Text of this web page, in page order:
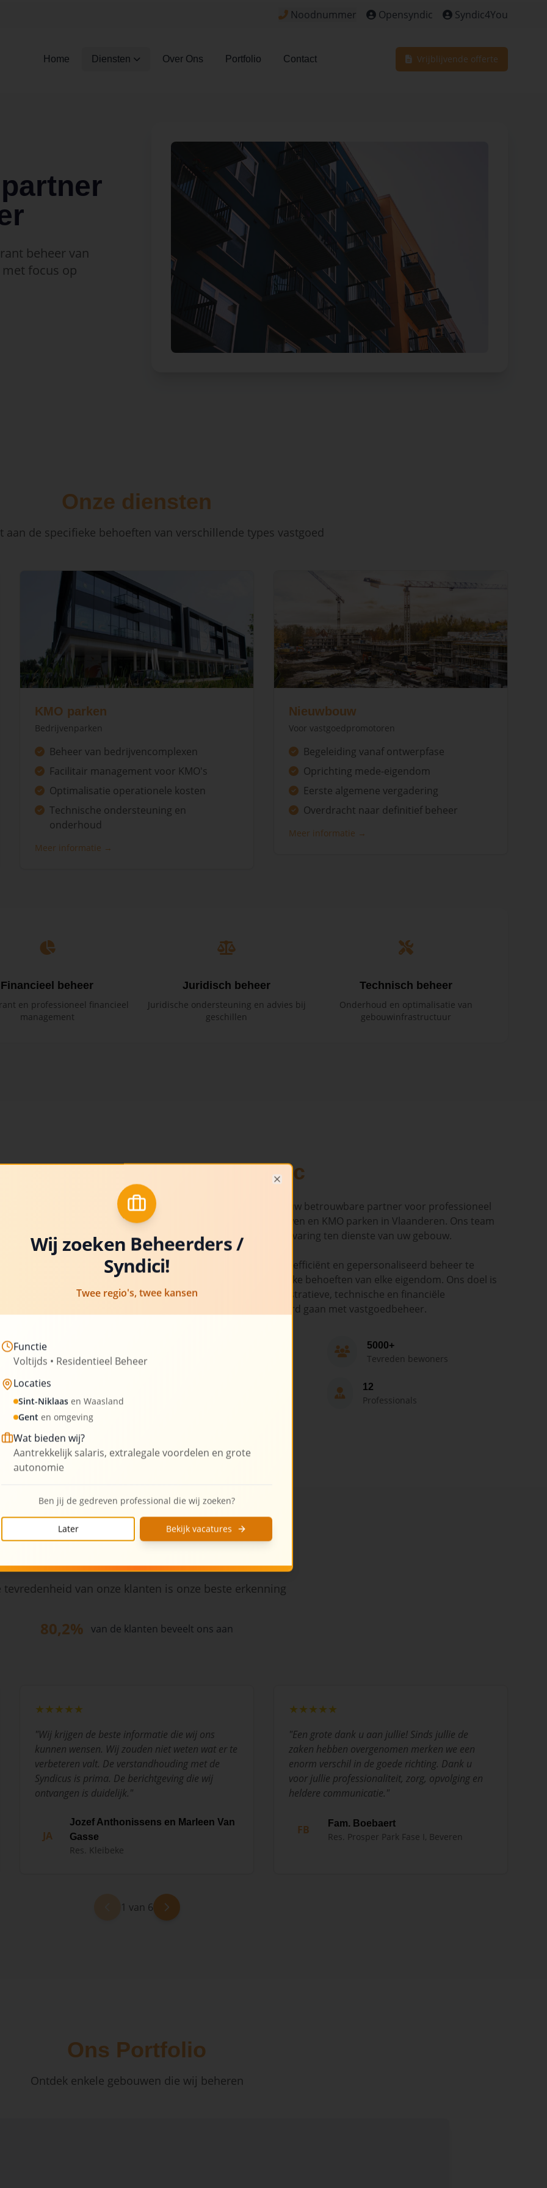
Noodnummer
Klik om het noodnummer te bekijken voor dringende
Opensyndic Syndic4You
Home Diensten Over Ons Portfolio Contact Vrijblijvende offerte
beheer van
focus op
Onze diensten
aan de specifieke behoeften van verschillende types vastgoed
KMO parken
Bedrijvenparken
Beheer van bedrijvencomplexen
Facilitair management voor KMO's
Optimalisatie operationele kosten
Technische ondersteuning en
onderhoud
Meer informatie →
Nieuwbouw
Voor vastgoedpromotoren
Begeleiding vanaf ontwerpfase
Oprichting mede-eigendom
Eerste algemene vergadering
Overdracht naar definitief beheer
Meer informatie →
Financieel beheer
en professioneel financieel
management
Juridisch beheer
Juridische ondersteuning en advies bij
geschillen
Technisch beheer
Onderhoud en optimalisatie van
gebouwinfrastructuur
Over Uw-Syndic
Al meer dan 20 jaar is Uw-Syndic uw betrouwbare partner voor professioneel
beheer van appartementsgebouwen en KMO parken in Vlaanderen. Ons team
van experts stelt hun kennis en ervaring ten dienste van uw gebouw.
Wij zetten ons in om transparant, efficiënt en gepersonaliseerd beheer te
bieden, aangepast aan de specifieke behoeften van elke eigendom. Ons doel is
om u te ontzorgen van de administratieve, technische en financiële
verantwoordelijkheden die gepaard gaan met vastgoedbeheer.
5000+
Tevreden bewoners
12
Professionals
tevredenheid van onze klanten is onze beste erkenning
80,2% van de klanten beveelt ons aan
★★★★★
"Wij krijgen de beste informatie die wij ons
kunnen wensen. Wij zouden niet weten wat er te
verbeteren valt. De verstandhouding met de
Syndicus is prima. De berichtgeving die wij
ontvangen is duidelijk."
JA
Jozef Anthonissens en Marleen Van
Gasse
Res. Kleibeke
★★★★★
"Een grote dank u aan jullie! Sinds jullie de
zaken hebben overgenomen merken we een
enorm verschil in de goede richting. Dank u
voor jullie professionaliteit, zorg, opvolging en
heldere communicatie."
FB Fam. Boebaert
Res. Prosper Park Fase I, Beveren
1 van 6
Ons Portfolio
Ontdek enkele gebouwen die wij beheren
Wij zoeken Beheerders /
Syndici!
Twee regio's, twee kansen
Functie
Voltijds • Residentieel Beheer
Locaties
Sint-Niklaas en Waasland
Gent en omgeving
Wat bieden wij?
Aantrekkelijk salaris, extralegale voordelen en grote
autonomie
Ben jij de gedreven professional die wij zoeken?
Later Bekijk vacatures